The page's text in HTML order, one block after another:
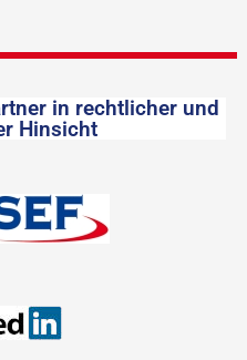
in rechtlicher und
Hinsicht